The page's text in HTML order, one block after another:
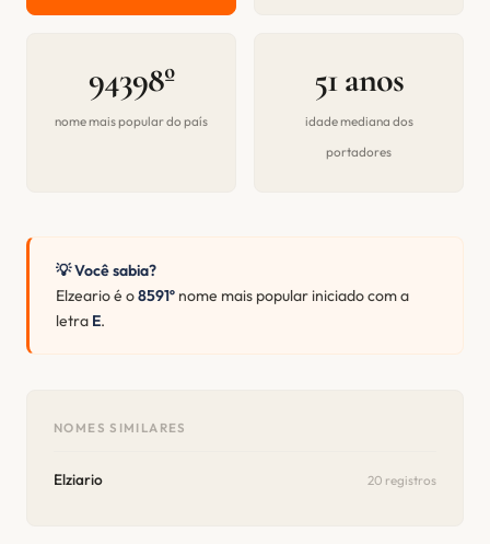
94398º
nome mais popular do país
51 anos
idade mediana dos
portadores
💡 Você sabia?
Elzeario é o8591º nome mais popular iniciado com a
letra E.
NOMES SIMILARES
Elziario 20 registros